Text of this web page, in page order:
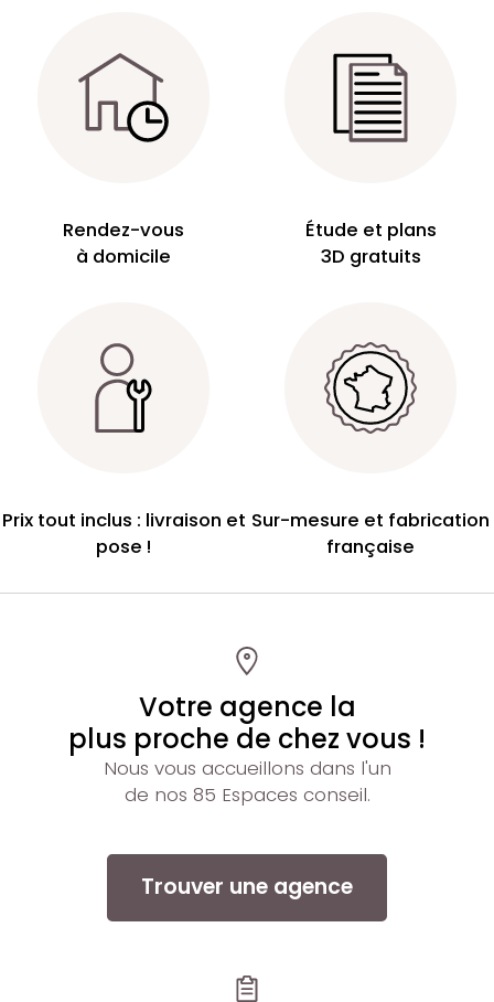
Rendez-vous
à domicile
Étude et plans
3D gratuits
Prix tout inclus : livraison et
pose !
Sur-mesure et fabrication
française
Votre agence la
plus proche de chez vous !
Nous vous accueillons dans l'un
de nos 85 Espaces conseil.
Trouver une agence